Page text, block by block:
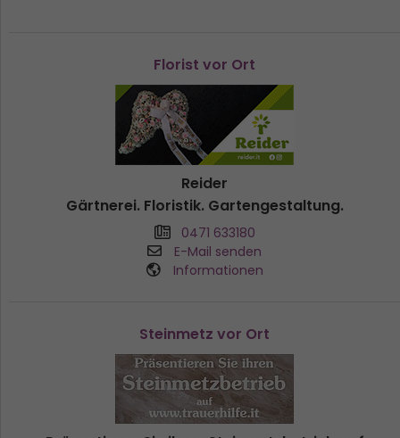
Florist vor Ort
Reider
Gärtnerei. Floristik. Gartengestaltung.
0471 633180
E-Mail senden
Informationen
Steinmetz vor Ort